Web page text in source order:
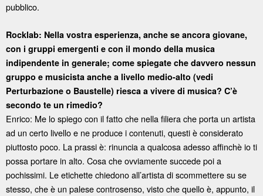
pubblico.
Rocklab: Nella vostra esperienza, anche se ancora giovane,
con i gruppi emergenti e con il mondo della musica
indipendente in generale; come spiegate che davvero nessun
gruppo e musicista anche a livello medio-alto (vedi
Perturbazione o Baustelle) riesca a vivere di musica? C’è
secondo te un rimedio?
Enrico: Me lo spiego con il fatto che nella filiera che porta un artista
ad un certo livello e ne produce i contenuti, questi è considerato
piuttosto poco. La prassi è: rinuncia a qualcosa adesso affinchè io ti
possa portare in alto. Cosa che ovviamente succede poi a
pochissimi. Le etichette chiedono all’artista di scommettere su se
stesso, che è un palese controsenso, visto che quello è, appunto, il